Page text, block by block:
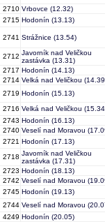
2710 Vrbovce (12.32)
2715 Hodonín (13.13)
2741 Strážnice (13.54)
2712 Javorník nad Veličkou
zastávka (13.31)
2717 Hodonín (14.13)
2714 Velká nad Veličkou
2719 Hodonín (15.13)
2716 Velká nad Veličkou
2743 Hodonín (16.13)
2740 Veselí nad Moravou
2721 Hodonín (17.13)
2718 Javorník nad Veličkou
zastávka (17.31)
2723 Hodonín (18.13)
2742 Veselí nad Moravou
2745 Hodonín (19.13)
2744 Veselí nad Moravou
4249 Hodonín (20.05)